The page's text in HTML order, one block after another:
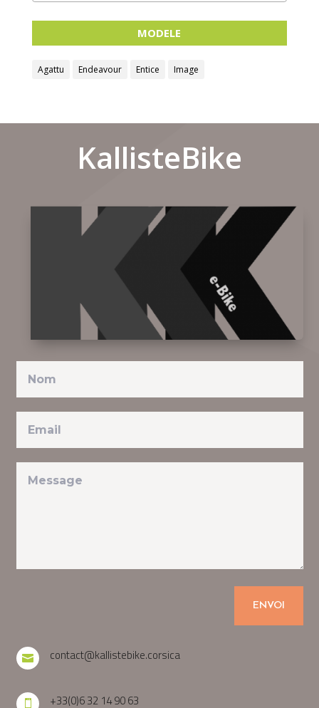
MODELE
Agattu Endeavour Entice Image
KallisteBike
ENVOI
 contact@kallistebike.corsica
 +33(0)6 32 14 90 63